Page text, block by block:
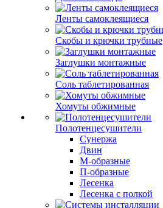
Ленты самоклеящиеся
Скобы и крючки трубные
Заглушки монтажные
Соль таблетированная
Хомуты обжимные
Полотенцесушители
Сунержа
Двин
М-образные
П-образные
Лесенка
Лесенка с полкой